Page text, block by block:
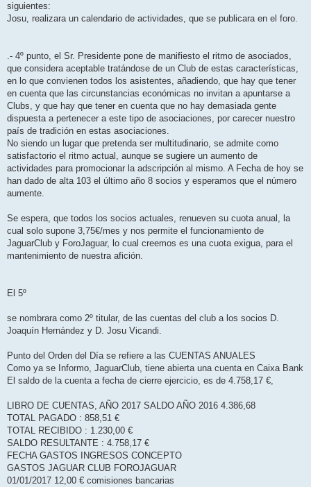
siguientes:
Josu, realizara un calendario de actividades, que se publicara en el foro.
.- 4º punto, el Sr. Presidente pone de manifiesto el ritmo de asociados,
que considera aceptable tratándose de un Club de estas características,
en lo que convienen todos los asistentes, añadiendo, que hay que tener
en cuenta que las circunstancias económicas no invitan a apuntarse a
Clubs, y que hay que tener en cuenta que no hay demasiada gente
dispuesta a pertenecer a este tipo de asociaciones, por carecer nuestro
país de tradición en estas asociaciones.
No siendo un lugar que pretenda ser multitudinario, se admite como
satisfactorio el ritmo actual, aunque se sugiere un aumento de
actividades para promocionar la adscripción al mismo. A Fecha de hoy se
han dado de alta 103 el último año 8 socios y esperamos que el número
aumente.
Se espera, que todos los socios actuales, renueven su cuota anual, la
cual solo supone 3,75€/mes y nos permite el funcionamiento de
JaguarClub y ForoJaguar, lo cual creemos es una cuota exigua, para el
mantenimiento de nuestra afición.
El 5º
se nombrara como 2º titular, de las cuentas del club a los socios D.
Joaquín Hernández y D. Josu Vicandi.
Punto del Orden del Día se refiere a las CUENTAS ANUALES
Como ya se Informo, JaguarClub, tiene abierta una cuenta en Caixa Bank
El saldo de la cuenta a fecha de cierre ejercicio, es de 4.758,17 €,
LIBRO DE CUENTAS, AÑO 2017 SALDO AÑO 2016 4.386,68
TOTAL PAGADO : 858,51 €
TOTAL RECIBIDO : 1.230,00 €
SALDO RESULTANTE : 4.758,17 €
FECHA GASTOS INGRESOS CONCEPTO
GASTOS JAGUAR CLUB FOROJAGUAR
01/01/2017 12,00 € comisiones bancarias